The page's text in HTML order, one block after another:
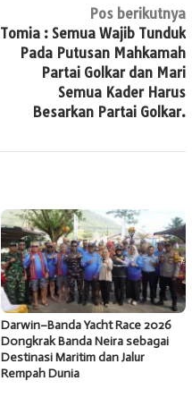
Pos berikutnya
Tomia : Semua Wajib Tunduk
Pada Putusan Mahkamah
Partai Golkar dan Mari
Semua Kader Harus
Besarkan Partai Golkar.
Darwin–Banda Yacht Race 2026
Dongkrak Banda Neira sebagai
Destinasi Maritim dan Jalur
Rempah Dunia